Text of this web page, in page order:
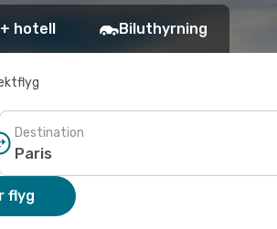
hotell Biluthyrning
Destination
flyg